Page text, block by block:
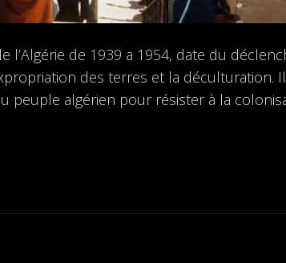
l’Algérie de 1939 a 1954, date du
des terres et la
peuple algérien pour résister à la